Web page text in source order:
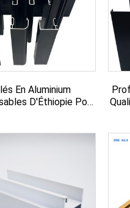
En Aluminium
D'Éthiopie Pour